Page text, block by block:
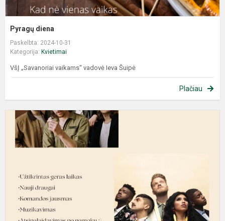
Pyragų diena
Paskelbta: 2024-10-31
Kategorija: Kvietimai
VšĮ „Savanoriai vaikams“ vadovė Ieva Šuipė
Plačiau